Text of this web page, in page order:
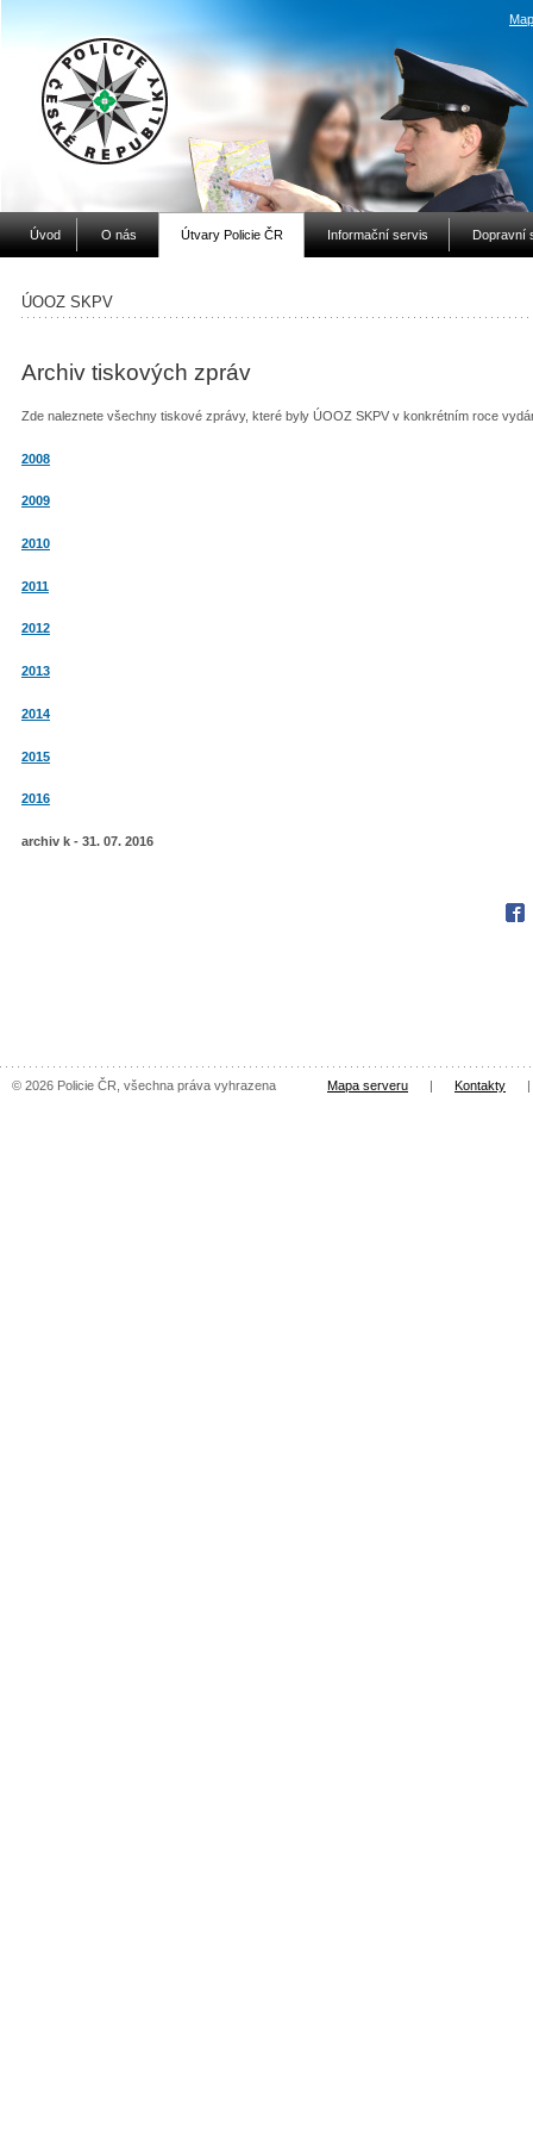
Úvod O nás Útvary Policie ČR Informační servis Dopravní
ÚOOZ SKPV
Archiv tiskových zpráv
Zde naleznete všechny tiskové zprávy, které byly ÚOOZ SKPV v konkrétním roce
2008
2009
2010
2011
2012
2013
2014
2015
2016
archiv k - 31. 07. 2016
© 2026 Policie ČR, všechna práva vyhrazena Mapa serveru | Kontakty |